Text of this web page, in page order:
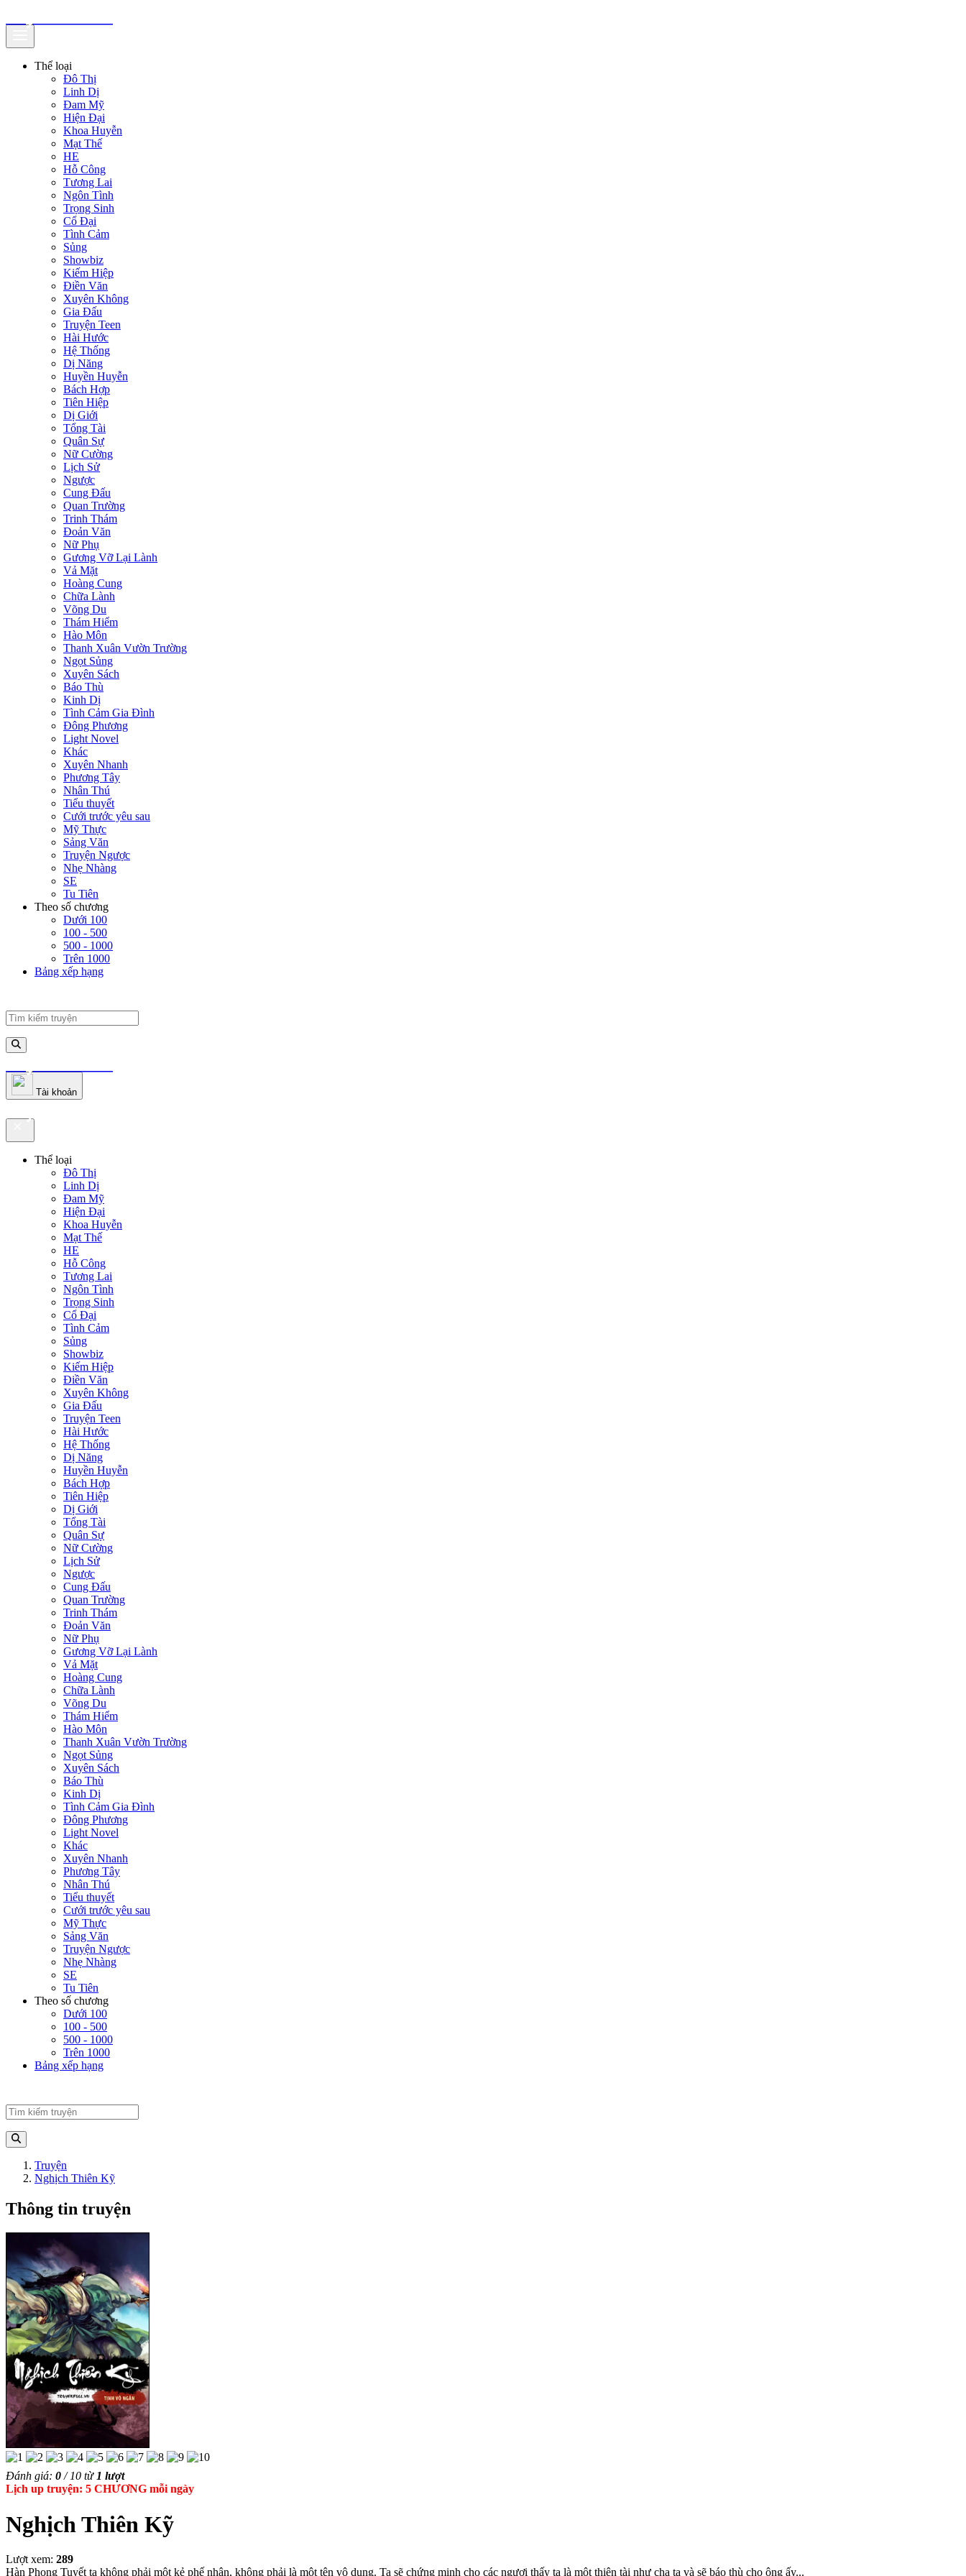
Thể loại
Đô Thị
Linh Dị
Đam Mỹ
Hiện Đại
Khoa Huyễn
Mạt Thế
HE
Hỗ Công
Tương Lai
Ngôn Tình
Trọng Sinh
Cổ Đại
Tình Cảm
Sủng
Showbiz
Kiếm Hiệp
Điền Văn
Xuyên Không
Gia Đấu
Truyện Teen
Hài Hước
Hệ Thống
Dị Năng
Huyền Huyễn
Bách Hợp
Tiên Hiệp
Dị Giới
Tổng Tài
Quân Sự
Nữ Cường
Lịch Sử
Ngược
Cung Đấu
Quan Trường
Trinh Thám
Đoản Văn
Nữ Phụ
Gương Vỡ Lại Lành
Vả Mặt
Hoàng Cung
Chữa Lành
Võng Du
Thám Hiểm
Hào Môn
Thanh Xuân Vườn Trường
Ngọt Sủng
Xuyên Sách
Báo Thù
Kinh Dị
Tình Cảm Gia Đình
Đông Phương
Light Novel
Khác
Xuyên Nhanh
Phương Tây
Nhân Thú
Tiểu thuyết
Cưới trước yêu sau
Mỹ Thực
Sảng Văn
Truyện Ngược
Nhẹ Nhàng
SE
Tu Tiên
Theo số chương
Dưới 100
100 - 500
500 - 1000
Trên 1000
Bảng xếp hạng
truyenfullz.com
Tài khoản
truyenfullz.com
Thể loại
Đô Thị
Linh Dị
Đam Mỹ
Hiện Đại
Khoa Huyễn
Mạt Thế
HE
Hỗ Công
Tương Lai
Ngôn Tình
Trọng Sinh
Cổ Đại
Tình Cảm
Sủng
Showbiz
Kiếm Hiệp
Điền Văn
Xuyên Không
Gia Đấu
Truyện Teen
Hài Hước
Hệ Thống
Dị Năng
Huyền Huyễn
Bách Hợp
Tiên Hiệp
Dị Giới
Tổng Tài
Quân Sự
Nữ Cường
Lịch Sử
Ngược
Cung Đấu
Quan Trường
Trinh Thám
Đoản Văn
Nữ Phụ
Gương Vỡ Lại Lành
Vả Mặt
Hoàng Cung
Chữa Lành
Võng Du
Thám Hiểm
Hào Môn
Thanh Xuân Vườn Trường
Ngọt Sủng
Xuyên Sách
Báo Thù
Kinh Dị
Tình Cảm Gia Đình
Đông Phương
Light Novel
Khác
Xuyên Nhanh
Phương Tây
Nhân Thú
Tiểu thuyết
Cưới trước yêu sau
Mỹ Thực
Sảng Văn
Truyện Ngược
Nhẹ Nhàng
SE
Tu Tiên
Theo số chương
Dưới 100
100 - 500
500 - 1000
Trên 1000
Bảng xếp hạng
Truyện
Nghịch Thiên Kỹ
Thông tin truyện
Đánh giá: 0/10 từ1 lượt
Lịch up truyện: 5 CHƯƠNG mỗi ngày
Nghịch Thiên Kỹ
Lượt xem: 289
Hàn Phong Tuyết ta không phải một kẻ phế nhân, không phải là một tên vô dụng. Ta sẽ chứng minh cho các ngươi thấy ta là một thiên tài như cha ta và sẽ báo thù cho ông ấy...